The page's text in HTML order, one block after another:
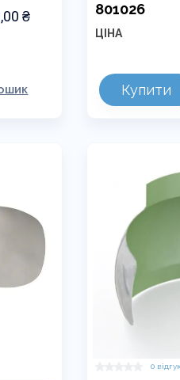
₴
801026
ЦІНА
Купити
0